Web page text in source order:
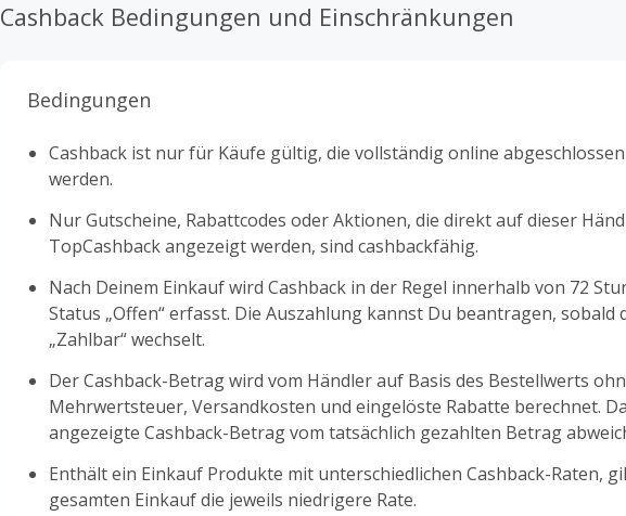
Cashback Bedingungen und Einschränkungen
Bedingungen
Cashback ist nur für Käufe gültig, die vollständig online
werden.
Nur Gutscheine, Rabattcodes oder Aktionen, die direkt auf dieser
TopCashback angezeigt werden, sind cashbackfähig.
Nach Deinem Einkauf wird Cashback in der Regel innerhalb von 72
Status „Offen“ erfasst. Die Auszahlung kannst Du beantragen, sobald
„Zahlbar“ wechselt.
Der Cashback-Betrag wird vom Händler auf Basis des Bestellwerts
Mehrwertsteuer, Versandkosten und eingelöste Rabatte berechnet.
angezeigte Cashback-Betrag vom tatsächlich gezahlten Betrag
Enthält ein Einkauf Produkte mit unterschiedlichen Cashback-Raten,
gesamten Einkauf die jeweils niedrigere Rate.